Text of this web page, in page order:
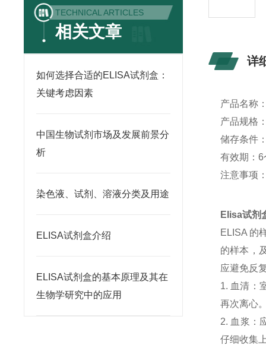
TECHNICAL ARTICLES
相关文章
如何选择合适的ELISA试剂盒：
关键考虑因素
中国生物试剂市场及发展前景分
析
染色液、试剂、溶液分类及用途
ELISA试剂盒介绍
ELISA试剂盒的基本原理及其在
生物学研究中的应用
详
产品名称
产品规格
储存条件
有效期：6
注意事项
Elisa试剂
ELISA 的
的样本，
应避免反
1. 血清：
再次离心
2. 血浆：
仔细收集